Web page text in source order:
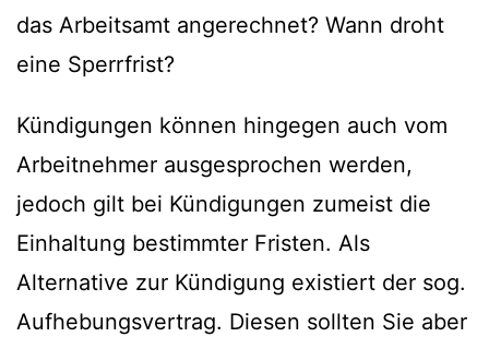
das Arbeitsamt angerechnet? Wann droht
eine Sperrfrist?
Kündigungen können hingegen auch vom
Arbeitnehmer ausgesprochen werden,
jedoch gilt bei Kündigungen zumeist die
Einhaltung bestimmter Fristen. Als
Alternative zur Kündigung existiert der sog.
Aufhebungsvertrag. Diesen sollten Sie aber